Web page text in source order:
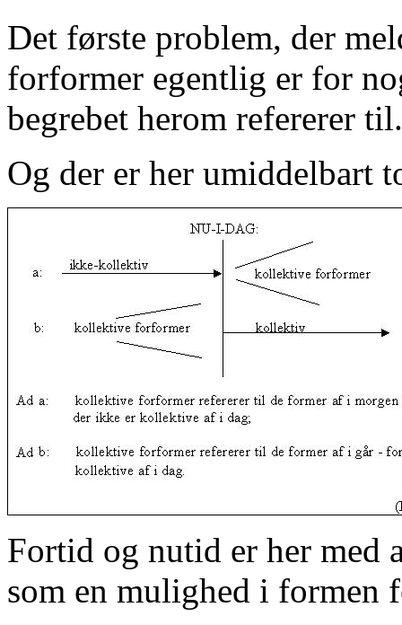
Det første problem, der
forformer egentlig er for
begrebet herom refererer til.
Og der er her umiddelbart
Fortid og nutid er her med
som en mulighed i